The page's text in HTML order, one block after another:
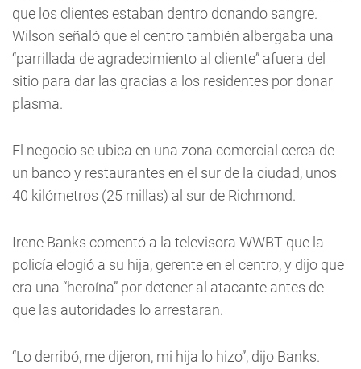
que los clientes estaban dentro donando sangre.
Wilson señaló que el centro también albergaba una
“parrillada de agradecimiento al cliente” afuera del
sitio para dar las gracias a los residentes por donar
plasma.
El negocio se ubica en una zona comercial cerca de
un banco y restaurantes en el sur de la ciudad, unos
40 kilómetros (25 millas) al sur de Richmond.
Irene Banks comentó a la televisora WWBT que la
policía elogió a su hija, gerente en el centro, y dijo que
era una “heroína” por detener al atacante antes de
que las autoridades lo arrestaran.
“Lo derribó, me dijeron, mi hija lo hizo”, dijo Banks.